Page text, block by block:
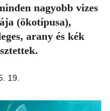
nagyobb vizes
(ökotípusa),
arany és kék
19.